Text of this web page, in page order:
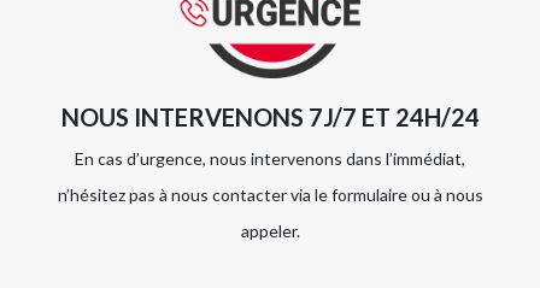
NOUS INTERVENONS 7J/7 ET 24H/24
En cas d’urgence, nous intervenons dans l’immédiat,
n’hésitez pas à nous contacter via le formulaire ou à nous
appeler.